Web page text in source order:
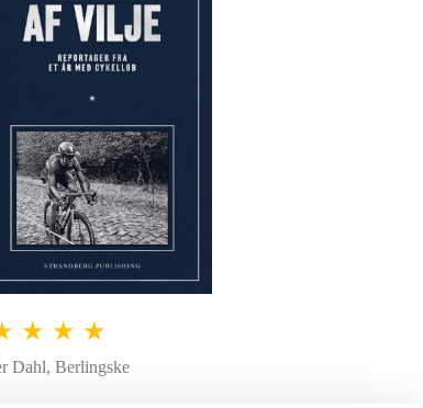
★ ★ ★
Dahl, Berlingske